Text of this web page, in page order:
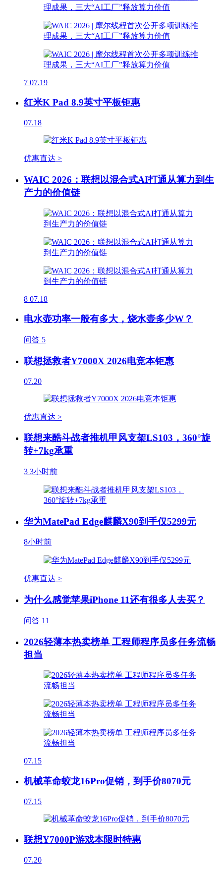
7 07.19
红米K Pad 8.9英寸平板钜惠
07.18
优惠直达 >
WAIC 2026：联想以混合式AI打通从算力到生
产力的价值链
8 07.18
电水壶功率一般有多大，烧水壶多少W？
问答 5
联想拯救者Y7000X 2026电竞本钜惠
07.20
优惠直达 >
联想来酷斗战者推机甲风支架LS103，360°旋
转+7kg承重
3 3小时前
华为MatePad Edge麒麟X90到手仅5299元
8小时前
优惠直达 >
为什么感觉苹果iPhone 11还有很多人去买？
问答 11
2026轻薄本热卖榜单 工程师程序员多任务流畅
担当
07.15
机械革命蛟龙16Pro促销，到手价8070元
07.15
联想Y7000P游戏本限时特惠
07.20